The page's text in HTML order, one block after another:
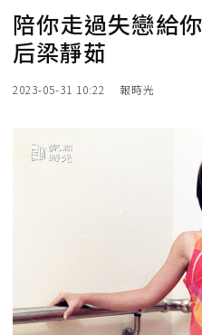
陪你走過失戀給
后梁靜茹
2023-05-31 10:22 報時光